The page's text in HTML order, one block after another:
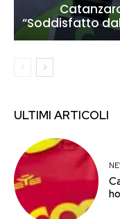
“Soddisfatto
ULTIMI ARTICOLI